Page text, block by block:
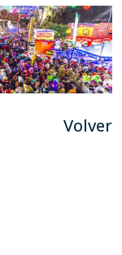
Volver